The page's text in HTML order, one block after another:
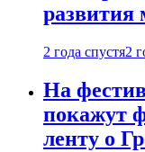
развития
2 года спустя2
На
покажут
ленту о